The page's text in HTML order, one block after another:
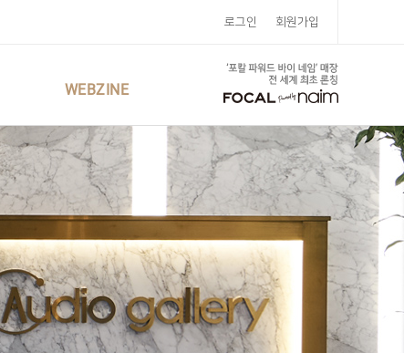
로그인 회원가입
WEBZINE